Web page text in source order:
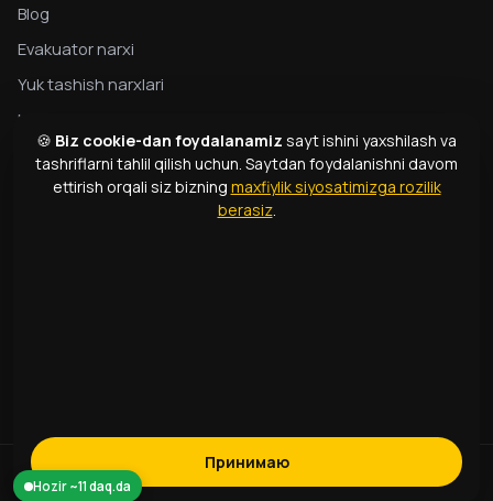
Blog
Evakuator narxi
Yuk tashish narxlari
Maxfiylik
Evakuator bo‘yicha to‘liq qo‘llanma
Evakuator turlari
© 2026 166 Express. Barcha huquqlar himoyalangan.
1331
Hozir ~11 daq.da
🍪 Biz cookie-dan foydalanamiz sayt ishini yaxshilash va
tashriflarni tahlil qilish uchun. Saytdan foydalanishni davom
ettirish orqali siz bizning maxfiylik siyosatimizga rozilik
berasiz.
Принимаю